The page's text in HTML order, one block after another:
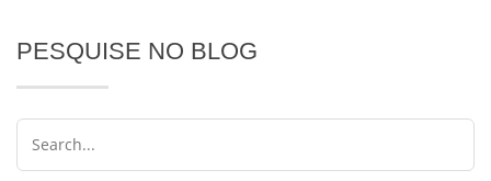
PESQUISE NO BLOG